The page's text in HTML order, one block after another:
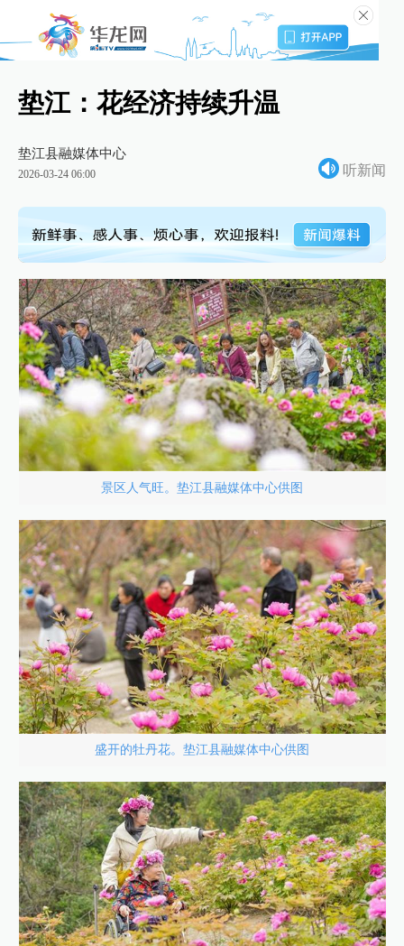
垫江：花经济持续升温
垫江县融媒体中心
2026-03-24 06:00 听新闻
景区人气旺。垫江县融媒体中心供图
盛开的牡丹花。垫江县融媒体中心供图